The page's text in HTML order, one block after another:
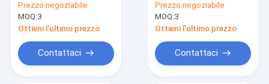
macchina
fotografica di Sony
IMX214 del fuoco
Prezzo:negoziabile
MOQ:3
Ottieni l'ultimo prezzo
Contattaci
fotografica di SONY
IMX214 del fuoco per
le macchine
fotografiche di
Webcast
Prezzo:negoziabile
MOQ:3
Ottieni l'ultimo prezzo
Contattaci